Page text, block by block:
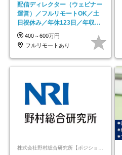
配信ディレクター（ウェビナー
運営）／フルリモートOK／土
日祝休み／年休123日／年収
600万円可
400～600万円
フルリモートあり